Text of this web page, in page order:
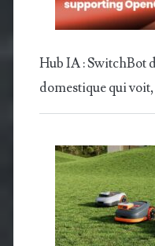
Hub IA : SwitchBot
domestique qui